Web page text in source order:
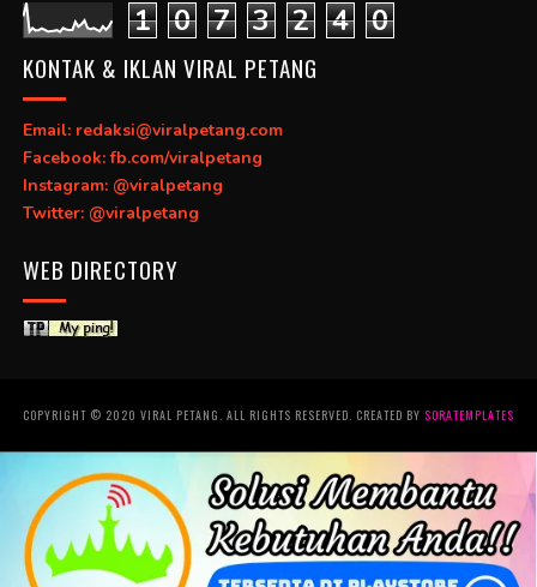
1 0 7 3 2 4 0
KONTAK & IKLAN VIRAL PETANG
Email: redaksi@viralpetang.com
Facebook: fb.com/viralpetang
Instagram: @viralpetang
Twitter: @viralpetang
WEB DIRECTORY
COPYRIGHT © 2020 VIRAL PETANG. ALL RIGHTS RESERVED. CREATED BY SORATEMPLATES